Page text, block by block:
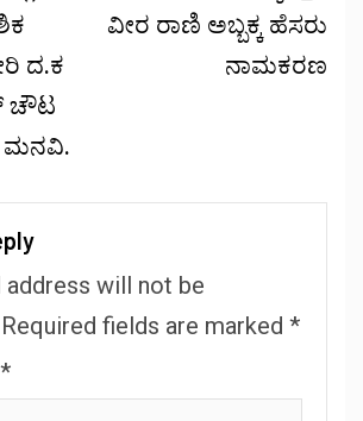
ದ.ಕ
ಚೌಟ
ಮನವಿ.
ವೀರ ರಾಣಿ ಅಬ್ಬಕ್ಕ ಹೆಸರು
ನಾಮಕರಣ
address will not be
Required fields are marked *
*